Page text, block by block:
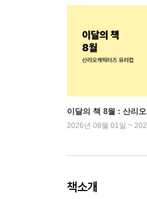
이달의 책 8월 : 산리
2026년 08월 01일 ~
책소개